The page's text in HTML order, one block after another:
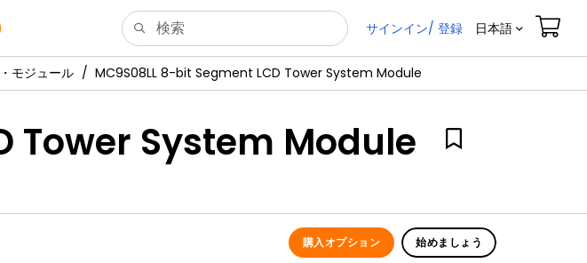
サインイン/ 登録 日本語
モジュール MC9S08LL 8-bit Segment LCD Tower System Module
Tower System Module
購入オプション 始めましょう